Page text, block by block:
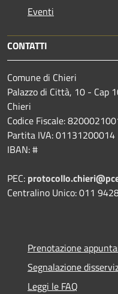
Eventi
CONTATTI
Comune di Chieri
Palazzo di Città, 10 - Cap
Chieri
Codice Fiscale:
Partita IVA: 01131200014
IBAN: #
PEC:
Centralino Unico: 011
Prenotazione
Segnalazione
Leggi le FAQ